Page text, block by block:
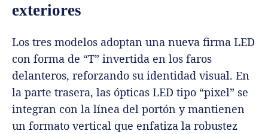
exteriores
Los tres modelos adoptan una nueva firma LED
con forma de “T” invertida en los faros
delanteros, reforzando su identidad visual. En
la parte trasera, las ópticas LED tipo “pixel” se
integran con la línea del portón y mantienen
un formato vertical que enfatiza la robustez